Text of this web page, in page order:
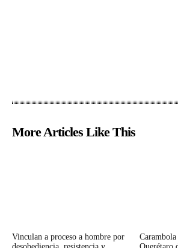
More Articles Like This
Vinculan a proceso a hombre por